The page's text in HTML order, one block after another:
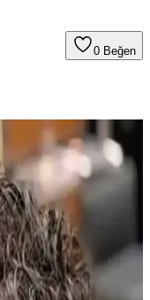
0 Beğen
ve Bakım
bakım önerileriyle
seçimi ve düzenli
Şampuanı:
ve Ferahlatıcı